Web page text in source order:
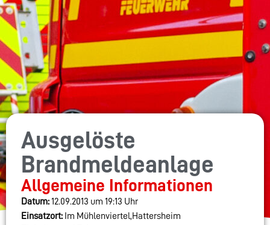
Ausgelöste
Brandmeldeanlage
Allgemeine Informationen
Datum:12.09.2013 um 19:13 Uhr
Einsatzort: Im Mühlenviertel,Hattersheim